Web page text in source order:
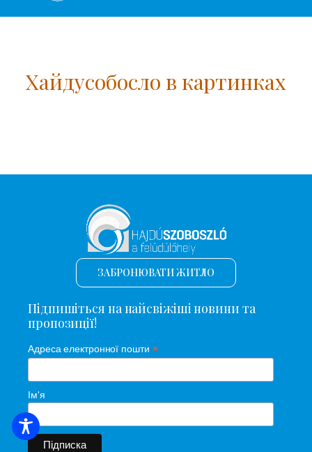
Хайдусобосло в картинках
ЗАБРОНЮВАТИ ЖИТЛО
Підпишіться на найсвіжіші новини та
пропозиції!
Адреса електронної пошти *
Ім'я